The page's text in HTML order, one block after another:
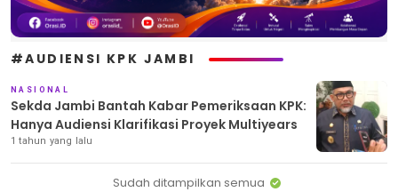
#AUDIENSI KPK JAMBI
NASIONAL
Sekda Jambi Bantah Kabar Pemeriksaan KPK:
Hanya Audiensi Klarifikasi Proyek Multiyears
1 tahun yang lalu
Sudah ditampilkan semua